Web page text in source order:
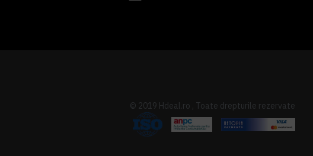
© 2019 Hdeal.ro , Toate drepturile rezervate